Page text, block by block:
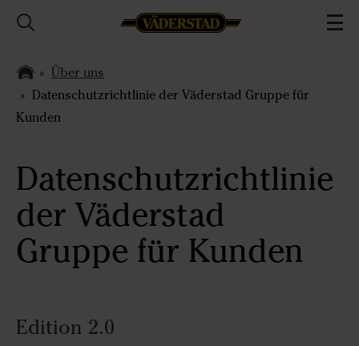
Über uns
Datenschutzrichtlinie der Väderstad Gruppe für
Kunden
Datenschutzrichtlinie
der Väderstad
Gruppe für Kunden
Edition 2.0